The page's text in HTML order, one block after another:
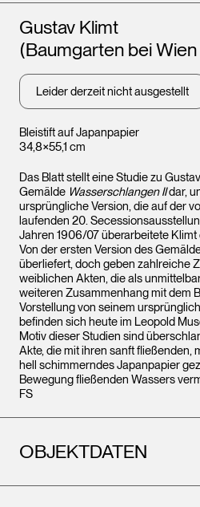
Bleistift auf Japanpapier
34,8×55,1 cm
Künstler*innen
Gustav Klimt
(Baumgarten bei
Leider derzeit nicht ausgestellt
Das Blatt stellt eine Studie zu
Gemälde Wasserschlangen IIdar,
ursprüngliche Version, die auf der
laufenden 20.
Jahren 1906/07 überarbeitete
Von der ersten Version des
überliefert, doch geben zahlreiche
weiblichen Akten, die als
weiteren Zusammenhang mit dem
Vorstellung von seinem
befinden sich heute im Leopold
Motiv dieser Studien sind
Akte, die mit ihren sanft fließenden,
hell schimmerndes Japanpapier
Bewegung fließenden Wassers
FS
OBJEKTDATEN